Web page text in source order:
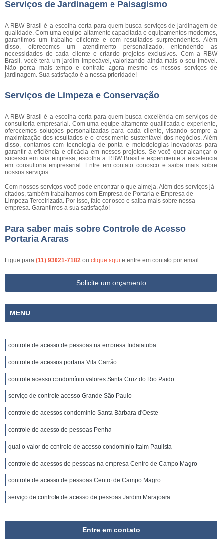
Serviços de Jardinagem e Paisagismo
A RBW Brasil é a escolha certa para quem busca serviços de jardinagem de
qualidade. Com uma equipe altamente capacitada e equipamentos modernos,
garantimos um trabalho eficiente e com resultados surpreendentes. Além
disso, oferecemos um atendimento personalizado, entendendo as
necessidades de cada cliente e criando projetos exclusivos. Com a RBW
Brasil, você terá um jardim impecável, valorizando ainda mais o seu imóvel.
Não perca mais tempo e contrate agora mesmo os nossos serviços de
jardinagem. Sua satisfação é a nossa prioridade!
Serviços de Limpeza e Conservação
A RBW Brasil é a escolha certa para quem busca excelência em serviços de
consultoria empresarial. Com uma equipe altamente qualificada e experiente,
oferecemos soluções personalizadas para cada cliente, visando sempre a
maximização dos resultados e o crescimento sustentável dos negócios. Além
disso, contamos com tecnologia de ponta e metodologias inovadoras para
garantir a eficiência e eficácia em nossos projetos. Se você quer alcançar o
sucesso em sua empresa, escolha a RBW Brasil e experimente a excelência
em consultoria empresarial. Entre em contato conosco e saiba mais sobre
nossos serviços.
Com nossos serviços você pode encontrar o que almeja. Além dos serviços já
citados, também trabalhamos com Empresa de Portaria e Empresa de
Limpeza Terceirizada. Por isso, fale conosco e saiba mais sobre nossa
empresa. Garantimos a sua satisfação!
Para saber mais sobre Controle de Acesso
Portaria Araras
Ligue para (11) 93021-7182 ou clique aqui e entre em contato por email.
Solicite um orçamento
MENU
controle de acesso de pessoas na empresa Indaiatuba
controle de acessos portaria Vila Carrão
controle acesso condomínio valores Santa Cruz do Rio Pardo
serviço de controle acesso Grande São Paulo
controle de acessos condomínio Santa Bárbara d'Oeste
controle de acesso de pessoas Penha
qual o valor de controle de acesso condomínio Itaim Paulista
controle de acessos de pessoas na empresa Centro de Campo Magro
controle de acesso de pessoas Centro de Campo Magro
serviço de controle de acesso de pessoas Jardim Marajoara
Entre em contato